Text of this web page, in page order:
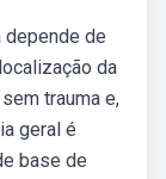
depende de
da
trauma e,
geral é
base de